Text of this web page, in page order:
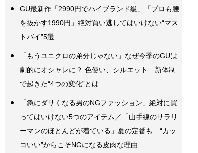
GU最新作「2990円でハイブランド級」「プロも腰
を抜かす1990円」絶対買い逃してはいけない“マス
トバイ”5選
「もうユニクロの弟分じゃない」なぜ今季のGUは
劇的にオシャレに？ 色使い、シルエット…新体制
で起きた“4つの変化”とは
「急にダサくなる男のNGファッション」絶対に買
ってはいけない5つのアイテム／「山手線のサラリ
ーマンのほとんどが着ている」夏の定番も…“カッ
コいい”からこそNGになる皮肉な理由